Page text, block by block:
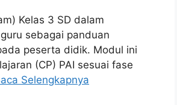
Kelas 3 SD dalam
sebagai panduan
peserta didik. Modul ini
(CP) PAI sesuai fase
Selengkapnya